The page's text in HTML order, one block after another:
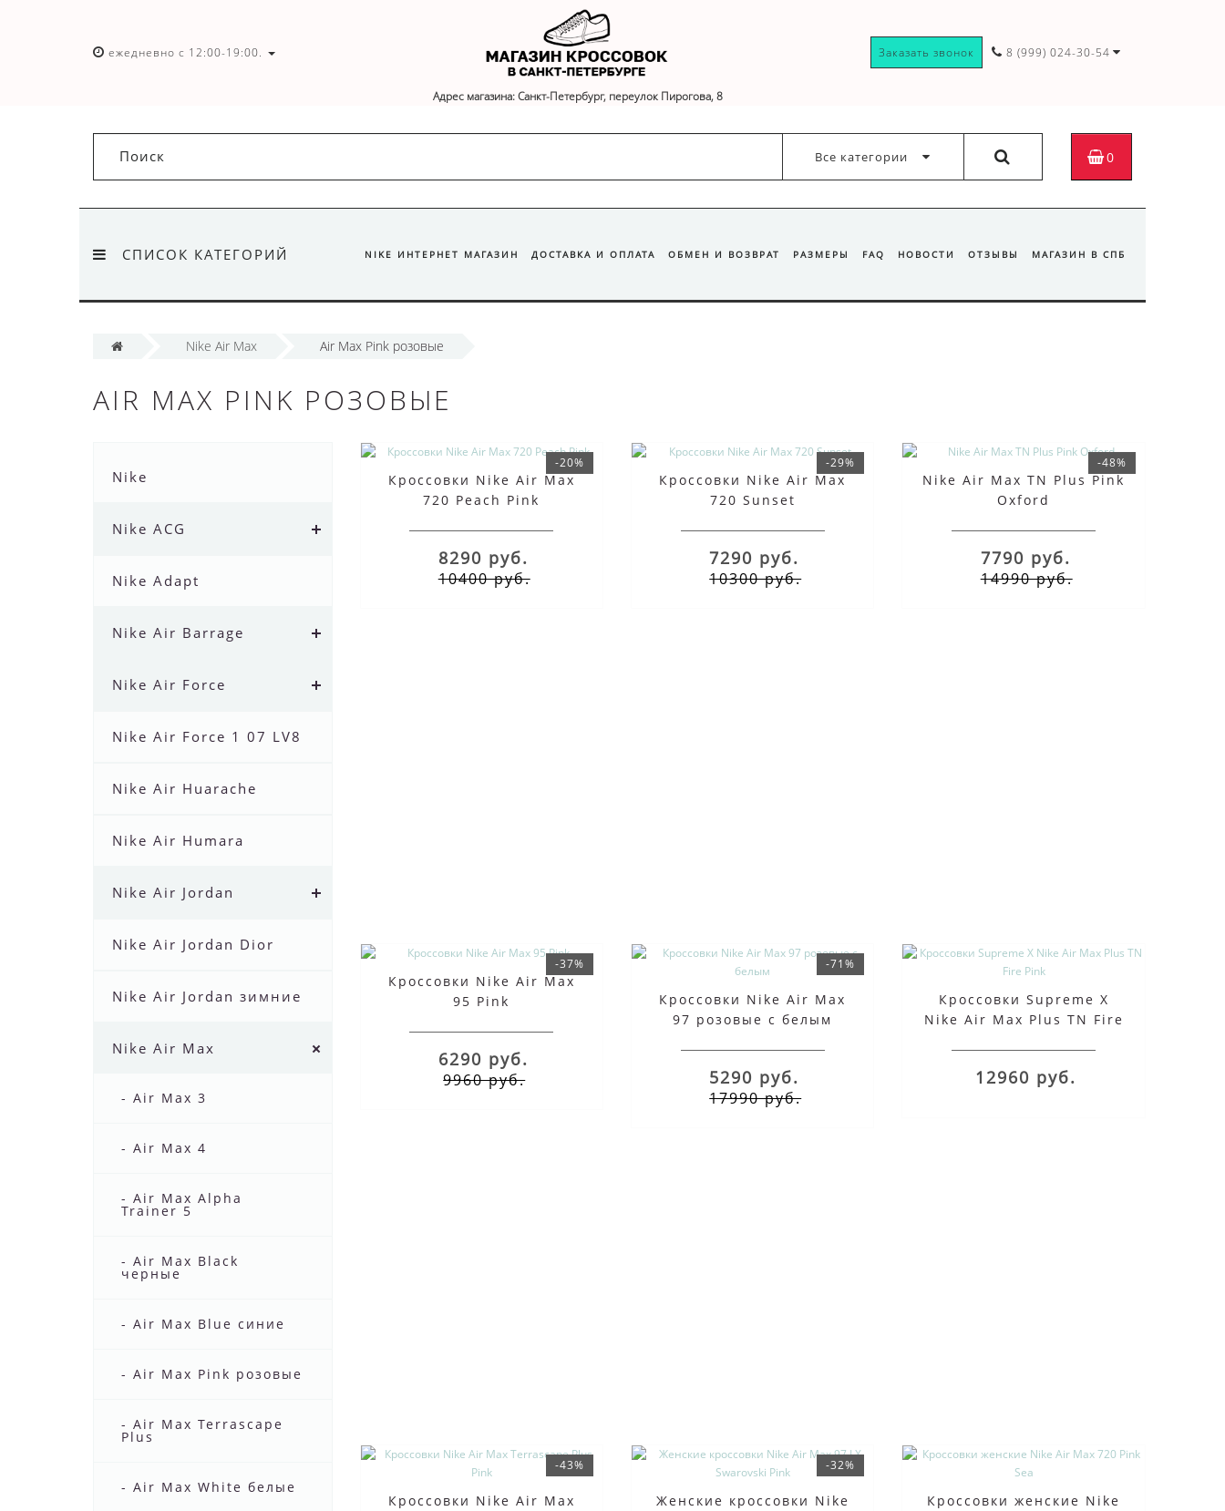
ежедневно с 12:00-19:00.
Адрес магазина: Санкт-Петербург, переулок Пирогова, 8
Заказать звонок 8 (999) 024-30-54
Все категории 0
СПИСОК КАТЕГОРИЙ NIKE ИНТЕРНЕТ МАГАЗИН ДОСТАВКА И ОПЛАТА ОБМЕН И ВОЗВРАТ РАЗМЕРЫ FAQ НОВОСТИ ОТЗЫВЫ МАГАЗИН В СПБ
Nike Air Max Air Max Pink розовые
AIR MAX PINK РОЗОВЫЕ
Nike
Nike ACG
Nike Adapt
Nike Air Barrage
Nike Air Force
Nike Air Force 1 07 LV8
Nike Air Huarache
Nike Air Humara
Nike Air Jordan
Nike Air Jordan Dior
Nike Air Jordan зимние
Nike Air Max
- Air Max 3
- Air Max 4
- Air Max Alpha
Trainer 5
- Air Max Black
черные
- Air Max Blue синие
- Air Max Pink розовые
- Air Max Terrascape
Plus
- Air Max White белые
-20%
Кроссовки Nike Air Max
720 Peach Pink
8290 руб.
10400 руб.
-29%
Кроссовки Nike Air Max
720 Sunset
7290 руб.
10300 руб.
-48%
Nike Air Max TN Plus Pink
Oxford
7790 руб.
14990 руб.
-37%
Кроссовки Nike Air Max
95 Pink
6290 руб.
9960 руб.
-71%
Кроссовки Nike Air Max
97 розовые с белым
5290 руб.
17990 руб.
Кроссовки Supreme X
Nike Air Max Plus TN Fire
12960 руб.
-43%
Кроссовки Nike Air Max
-32%
Женские кроссовки Nike
Кроссовки женские Nike